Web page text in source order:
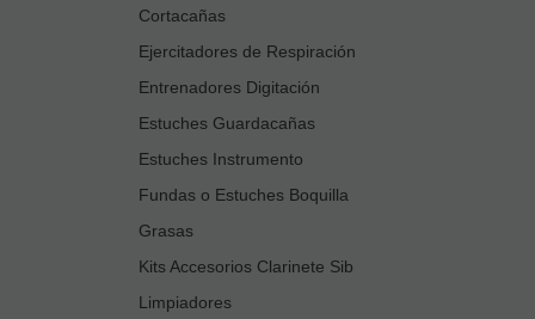
Cortacañas
Ejercitadores de Respiración
Entrenadores Digitación
Estuches Guardacañas
Estuches Instrumento
Fundas o Estuches Boquilla
Grasas
Kits Accesorios Clarinete Sib
Limpiadores